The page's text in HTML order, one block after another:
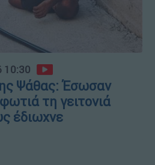
10:30
Ψάθας: Έσωσαν
τη γειτονιά
έδιωχνε